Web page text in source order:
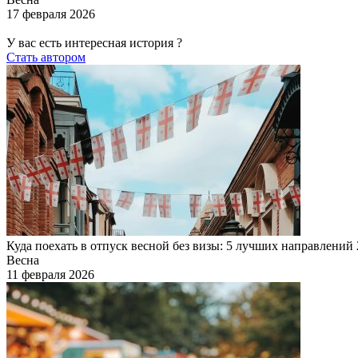
17 февраля 2026
У вас есть интересная история ?
Стать автором
Куда поехать в отпуск весной без визы: 5 лучших направлений
Весна
11 февраля 2026